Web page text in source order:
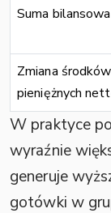
Suma bilansowa
Zmiana środków
pieniężnych
W praktyce
wyraźnie
generuje
gotówki w